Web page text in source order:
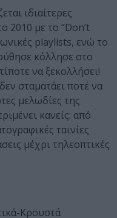
ιδιαίτερες
2010 με το “Don’t
playlists, ενώ το
κόλλησε στο
να ξεκολλήσει!
σταματάει ποτέ να
μελωδίες της
κανείς: από
ταινίες
μέχρι τηλεοπτικές
Κρουστά